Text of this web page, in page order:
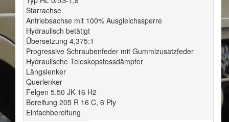
Starrachse
Antriebsachse mit 100% Ausgleichssperre
Hydraulisch betätigt
Übersetzung 4,375:1
Progressive Schraubenfeder mit Gummizusatzfeder
Hydraulische Teleskopstossdämpfer
Längslenker
Querlenker
Felgen 5.50 JK 16 H2
Bereifung 205 R 16 C, 6 Ply
Einfachbereifung